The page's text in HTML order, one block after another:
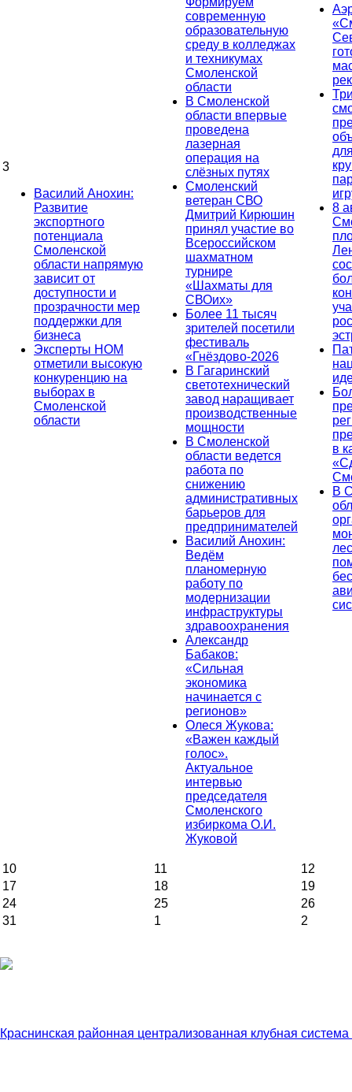
3
Василий Анохин:
Развитие
экспортного
потенциала
Смоленской
области напрямую
зависит от
доступности и
прозрачности мер
поддержки для
бизнеса
Эксперты НОМ
отметили высокую
конкуренцию на
выборах в
Смоленской
области
современную
образовательную
среду в колледжах
и техникумах
Смоленской
области
В Смоленской
области впервые
проведена
лазерная
операция на
слёзных путях
Смоленский
ветеран СВО
Дмитрий Кирюшин
принял участие во
Всероссийском
шахматном
турнире
«Шахматы для
СВОих»
Более 11 тысяч
зрителей посетили
фестиваль
«Гнёздово-2026
В Гагаринский
светотехнический
завод наращивает
производственные
мощности
В Смоленской
области ведется
работа по
снижению
административных
барьеров для
предпринимателей
Василий Анохин:
Ведём
планомерную
работу по
модернизации
инфраструктуры
здравоохранения
Александр
Бабаков:
«Сильная
экономика
начинается с
регионов»
Олеся Жукова:
«Важен каждый
голос».
Актуальное
интервью
председателя
Смоленского
избиркома О.И.
Жуковой
8
в
В
10 11
12
17
18
19
24
25
26
31
1 2
Краснинская районная централизованная клубная